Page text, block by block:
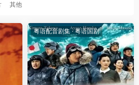
其他
粤语配音剧集·粤语国剧